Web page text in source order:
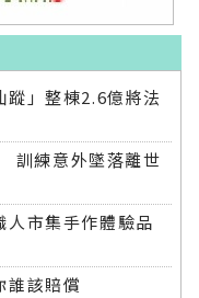
」整棟2.6億將法
訓練意外墜落離世
市集手作體驗品
誰該賠償